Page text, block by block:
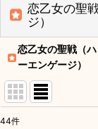
恋乙女の聖
ジ）
恋乙女の聖戦（
ーエンゲージ）
44件